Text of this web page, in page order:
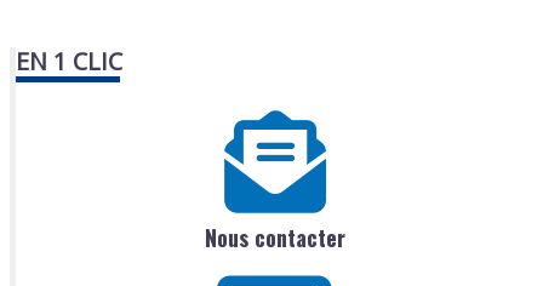
EN 1 CLIC
Nous contacter